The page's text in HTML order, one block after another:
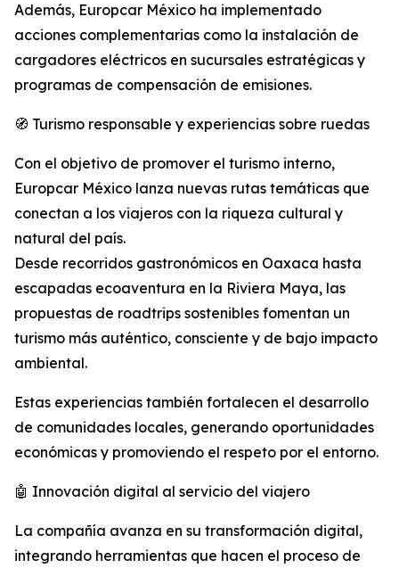
Además, Europcar México ha implementado
acciones complementarias como la instalación de
cargadores eléctricos en sucursales estratégicas y
programas de compensación de emisiones.
🧭 Turismo responsable y experiencias sobre ruedas
Con el objetivo de promover el turismo interno,
Europcar México lanza nuevas rutas temáticas que
conectan a los viajeros con la riqueza cultural y
natural del país.
Desde recorridos gastronómicos en Oaxaca hasta
escapadas ecoaventura en la Riviera Maya, las
propuestas de roadtrips sostenibles fomentan un
turismo más auténtico, consciente y de bajo impacto
ambiental.
Estas experiencias también fortalecen el desarrollo
de comunidades locales, generando oportunidades
económicas y promoviendo el respeto por el entorno.
🤖 Innovación digital al servicio del viajero
La compañía avanza en su transformación digital,
integrando herramientas que hacen el proceso de